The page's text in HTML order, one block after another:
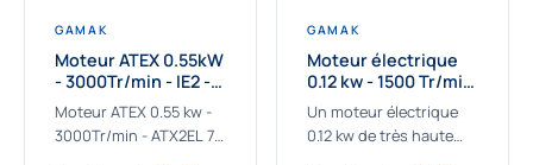
GAMAK
Moteur ATEX 0.55kW
- 3000Tr/min - IE2 -
Zone 2/22 -
Aluminium
Moteur ATEX 0.55 kw -
3000Tr/min - ATX2EL 71
GAMAK
Moteur électrique
0.12 kw - 1500 Tr/min
- 230/400V - IE2
Un moteur électrique
0.12 kw de très haute